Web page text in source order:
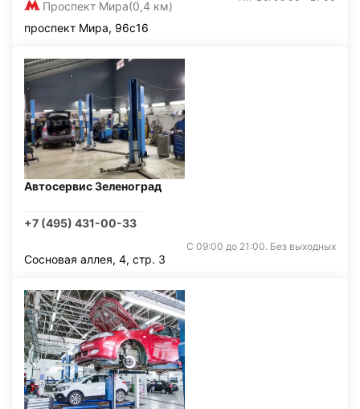
Проспект Мира(0,4 км)
проспект Мира, 96с16
Автосервис Зеленоград
+7 (495) 431-00-33
С 09:00 до 21:00. Без выходных
Сосновая аллея, 4, стр. 3